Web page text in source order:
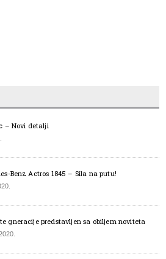
– Novi detalji
Benz Actros 1845 – Sila na putu!
gneracije predstavljen sa obiljem noviteta